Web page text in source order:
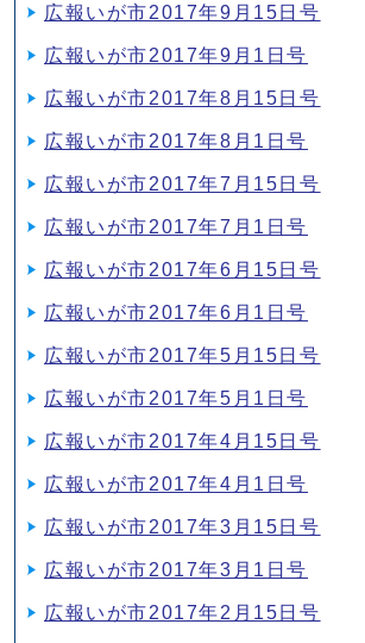
広報いが市2017年9月15日号
広報いが市2017年9月1日号
広報いが市2017年8月15日号
広報いが市2017年8月1日号
広報いが市2017年7月15日号
広報いが市2017年7月1日号
広報いが市2017年6月15日号
広報いが市2017年6月1日号
広報いが市2017年5月15日号
広報いが市2017年5月1日号
広報いが市2017年4月15日号
広報いが市2017年4月1日号
広報いが市2017年3月15日号
広報いが市2017年3月1日号
広報いが市2017年2月15日号